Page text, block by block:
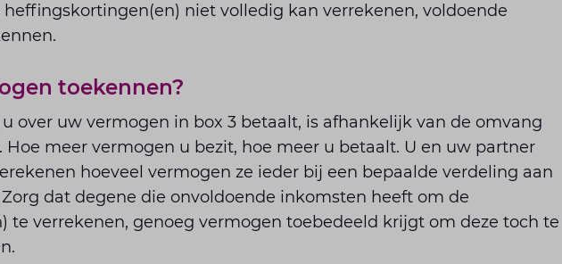
niet volledig kan verrekenen, voldoende
toekennen?
over uw vermogen in box 3 betaalt, is afhankelijk van de omvang
Hoe meer vermogen u bezit, hoe meer u betaalt. U en uw partner
hoeveel vermogen ze ieder bij een bepaalde verdeling aan
dat degene die onvoldoende inkomsten heeft om de
te verrekenen, genoeg vermogen toebedeeld krijgt om deze toch te